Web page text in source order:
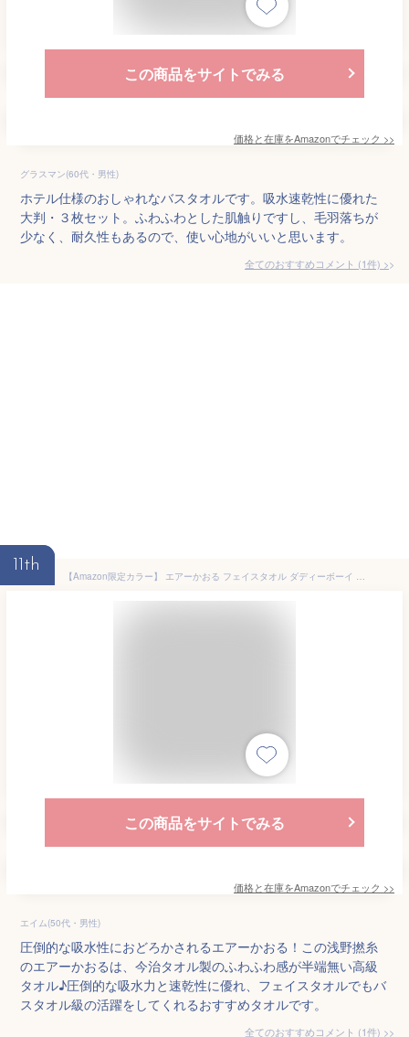
この商品をサイトでみる
価格と在庫をAmazonでチェック >>
グラスマン(60代・男性)
ホテル仕様のおしゃれなバスタオルです。吸水速乾性に優れた
大判・３枚セット。ふわふわとした肌触りですし、毛羽落ちが
少なく、耐久性もあるので、使い心地がいいと思います。
全てのおすすめコメント (1件) >
11th
【Amazon限定カラー】 エアーかおる フェイスタオル ダディーボーイ 日本製 今治タオル ふわふわ 吸水・速乾 綿100% 約34×85cm 浅野撚糸 (アッシュピンク)
この商品をサイトでみる
価格と在庫をAmazonでチェック >>
エイム(50代・男性)
圧倒的な吸水性におどろかされるエアーかおる！この浅野撚糸
のエアーかおるは、今治タオル製のふわふわ感が半端無い高級
タオル♪圧倒的な吸水力と速乾性に優れ、フェイスタオルでもバ
スタオル級の活躍をしてくれるおすすめタオルです。
全てのおすすめコメント (1件) >